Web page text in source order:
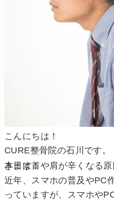
こんにちは！
CURE整骨院の石川です。
本日は首や肩が辛くなる原因についてお話ししていきます！
近年、スマホの普及やPC
っていますが、スマホや